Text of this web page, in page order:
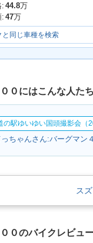
:44.8万
:47万
と同じ車種を検索
０にはこんな人た
の駅ゆいゆい国頭撮影会（
っちゃんさん:バーグマン
ス
０のバイクレビュ